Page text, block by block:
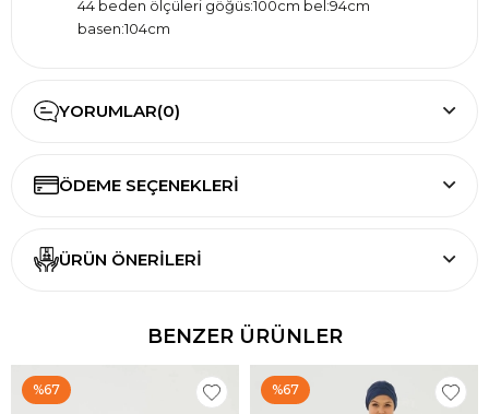
44 beden ölçüleri göğüs:100cm bel:94cm
basen:104cm
YORUMLAR(0)
ÖDEME SEÇENEKLERI
ÜRÜN ÖNERILERI
BENZER ÜRÜNLER
%67 %67